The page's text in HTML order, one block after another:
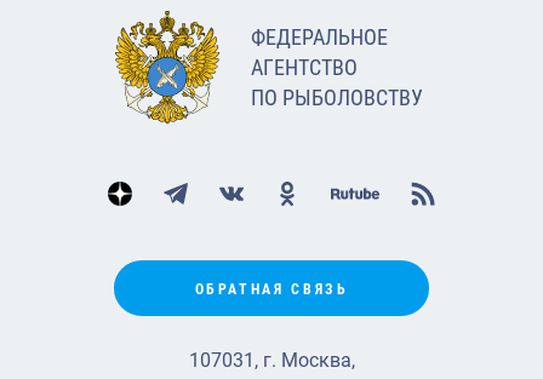
ФЕДЕРАЛЬНОЕ
АГЕНТСТВО
ПО РЫБОЛОВСТВУ
ОБРАТНАЯ СВЯЗЬ
107031, г. Москва,